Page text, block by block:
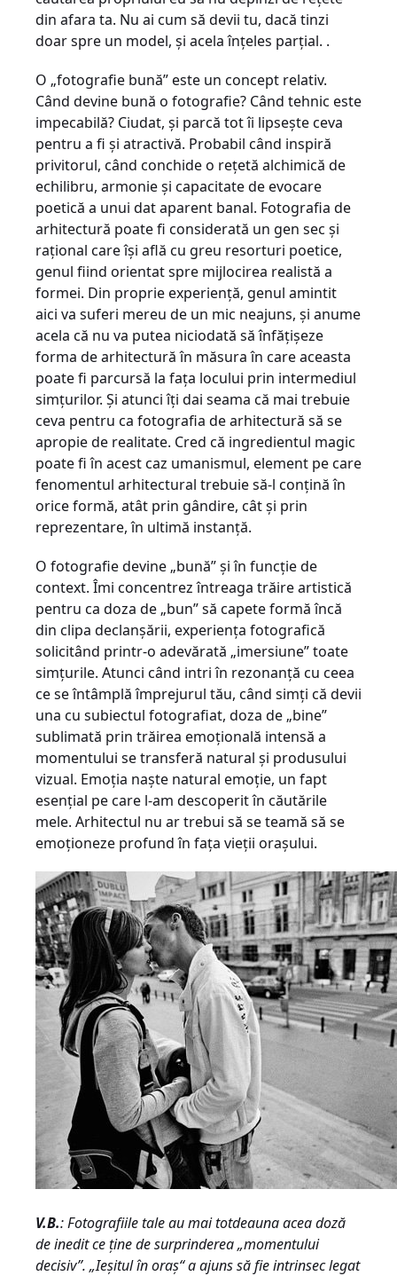
din afara ta. Nu ai cum să devii tu, dacă tinzi
doar spre un model, şi acela înţeles parţial. .
O „fotografie bună” este un concept relativ.
Când devine bună o fotografie? Când tehnic este
impecabilă? Ciudat, şi parcă tot îi lipseşte ceva
pentru a fi şi atractivă. Probabil când inspiră
privitorul, când conchide o reţetă alchimică de
echilibru, armonie şi capacitate de evocare
poetică a unui dat aparent banal. Fotografia de
arhitectură poate fi considerată un gen sec şi
raţional care îşi află cu greu resorturi poetice,
genul fiind orientat spre mijlocirea realistă a
formei. Din proprie experienţă, genul amintit
aici va suferi mereu de un mic neajuns, şi anume
acela că nu va putea niciodată să înfăţişeze
forma de arhitectură în măsura în care aceasta
poate fi parcursă la faţa locului prin intermediul
simţurilor. Şi atunci îţi dai seama că mai trebuie
ceva pentru ca fotografia de arhitectură să se
apropie de realitate. Cred că ingredientul magic
poate fi în acest caz umanismul, element pe care
fenomentul arhitectural trebuie să-l conţină în
orice formă, atât prin gândire, cât şi prin
reprezentare, în ultimă instanţă.
O fotografie devine „bună” şi în funcţie de
context. Îmi concentrez întreaga trăire artistică
pentru ca doza de „bun” să capete formă încă
din clipa declanşării, experienţa fotografică
solicitând printr-o adevărată „imersiune” toate
simţurile. Atunci când intri în rezonanţă cu ceea
ce se întâmplă împrejurul tău, când simţi că devii
una cu subiectul fotografiat, doza de „bine”
sublimată prin trăirea emoţională intensă a
momentului se transferă natural şi produsului
vizual. Emoţia naşte natural emoţie, un fapt
esenţial pe care l-am descoperit în căutările
mele. Arhitectul nu ar trebui să se teamă să se
emoţioneze profund în faţa vieţii oraşului.
V.B.: Fotografiile tale au mai totdeauna acea doză
de inedit ce ţine de surprinderea „momentului
decisiv”. „Ieşitul în oraş“ a ajuns să fie intrinsec legat